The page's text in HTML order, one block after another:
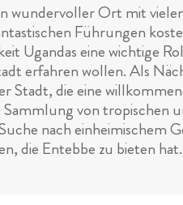
wundervoller Ort mit
Führungen
Ugandas eine wichtige
erfahren wollen. Als
Stadt, die eine
von
nach
die Entebbe zu bieten